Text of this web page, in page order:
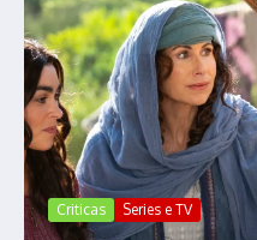
Criticas Series e TV